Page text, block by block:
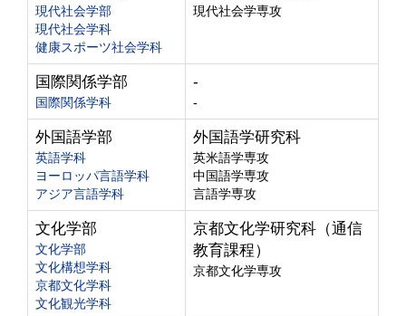
現代社会学部
現代社会学科
健康スポーツ社会学科
現代社会学専攻
国際関係学部
国際関係学科
-
-
外国語学部
英語学科
ヨーロッパ言語学科
アジア言語学科
外国語学研究科
英米語学専攻
中国語学専攻
言語学専攻
文化学部
文化学部
文化構想学科
京都文化学科
文化観光学科
京都文化学研究科（通信
教育課程）
京都文化学専攻